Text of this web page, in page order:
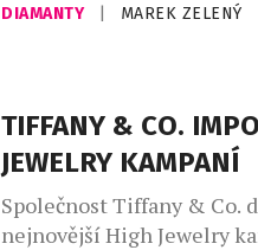
laboratoři. Syntetické
přírodním. Jsou ale
zákazníka? Splňují vůbec
Odpověď […]
DIAMANTY MAREK ZELENÝ
TIFFANY & CO.
JEWELRY KAMPANÍ
Společnost Tiffany & Co.
nejnovější High Jewelry